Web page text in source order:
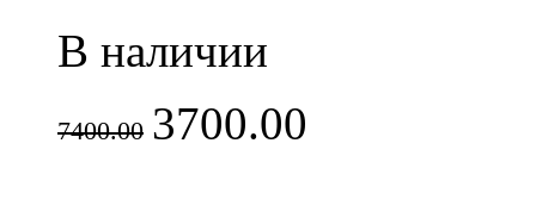
В наличии
7400.00 3700.00